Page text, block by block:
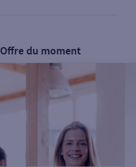
Offre du moment